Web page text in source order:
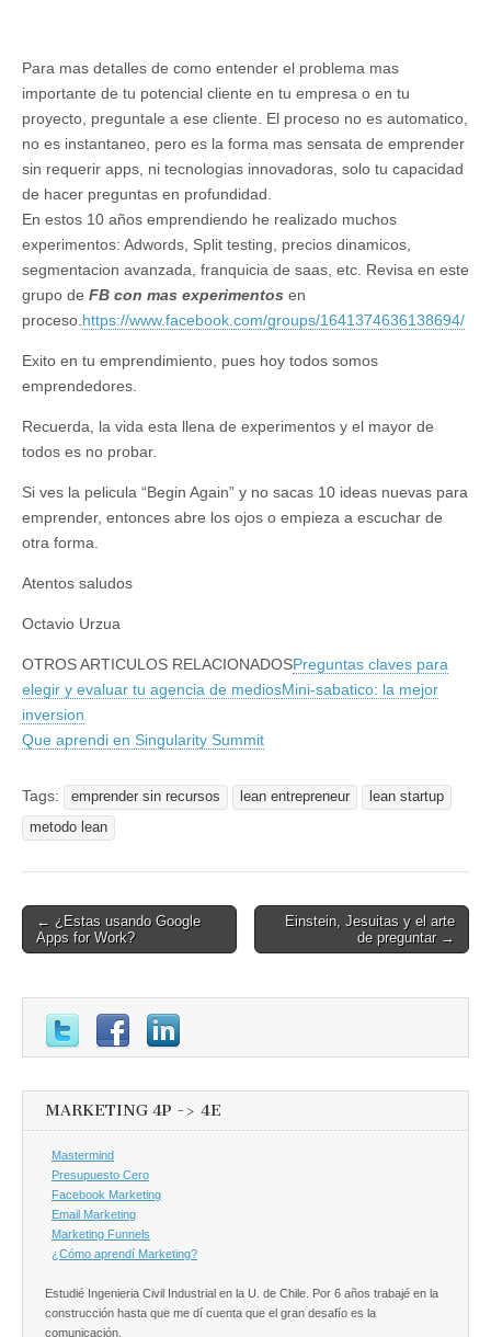
Para mas detalles de como entender el problema mas
importante de tu potencial cliente en tu empresa o en tu
proyecto, preguntale a ese cliente. El proceso no es automatico,
no es instantaneo, pero es la forma mas sensata de emprender
sin requerir apps, ni tecnologias innovadoras, solo tu capacidad
de hacer preguntas en profundidad.
En estos 10 años emprendiendo he realizado muchos
experimentos: Adwords, Split testing, precios dinamicos,
segmentacion avanzada, franquicia de saas, etc. Revisa en este
grupo de FB con mas experimentos en
proceso. https://www.facebook.com/groups/1641374636138694/
Exito en tu emprendimiento, pues hoy todos somos
emprendedores.
Recuerda, la vida esta llena de experimentos y el mayor de
todos es no probar.
Si ves la pelicula “Begin Again” y no sacas 10 ideas nuevas para
emprender, entonces abre los ojos o empieza a escuchar de
otra forma.
Atentos saludos
Octavio Urzua
OTROS ARTICULOS RELACIONADOSPreguntas claves para
elegir y evaluar tu agencia de mediosMini-sabatico: la mejor
inversion
Que aprendi en Singularity Summit
Tags: emprender sin recursos lean entrepreneur
lean startup
metodo lean
Post
navigation
← ¿Estas usando Google
Apps for Work?
Einstein, Jesuitas y el arte
de preguntar →
MARKETING 4P -> 4E
Mastermind
Presupuesto Cero
Facebook Marketing
Email Marketing
Marketing Funnels
¿Cómo aprendí Marketing?
Estudié Ingenieria Civil Industrial en la U. de Chile. Por 6 años trabajé en la
construcción hasta que me dí cuenta que el gran desafío es la
comunicación.